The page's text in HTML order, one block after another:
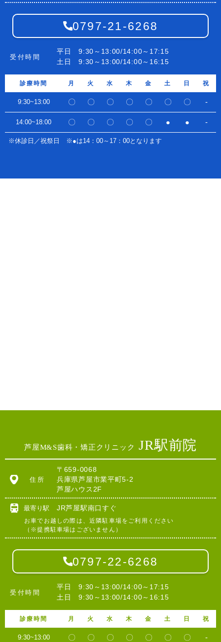
0797-21-6268
受付時間
平日 9:30～13:00/14:00～17:15
土日 9:30～13:00/14:00～16:15
診療時間 月 火 水 木 金 土 日 祝
9:30~13:00 〇 〇 〇 〇 〇 〇 〇 -
14:00~18:00 〇 〇 〇 〇 〇 ● ● -
※休診日／祝祭日 ※●は14：00～17：00となります
芦屋M&S歯科・矯正クリニック JR駅前院
住所
〒659-0068
兵庫県芦屋市業平町5-2
芦屋ハウス2F
最寄り駅 JR芦屋駅南口すぐ
お車でお越しの際は、近隣駐車場をご利用ください
（※提携駐車場はございません）
0797-22-6268
受付時間
平日 9:30～13:00/14:00～17:15
土日 9:30～13:00/14:00～16:15
診療時間 月 火 水 木 金 土 日 祝
9:30~13:00 〇 〇 〇 〇 〇 〇 〇 -